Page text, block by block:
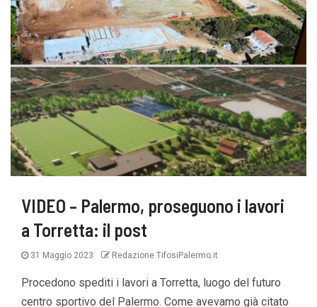
VIDEO – Palermo, proseguono i lavori
a Torretta: il post
31 Maggio 2023 Redazione TifosiPalermo.it
Procedono spediti i lavori a Torretta, luogo del futuro
centro sportivo del Palermo. Come avevamo già citato